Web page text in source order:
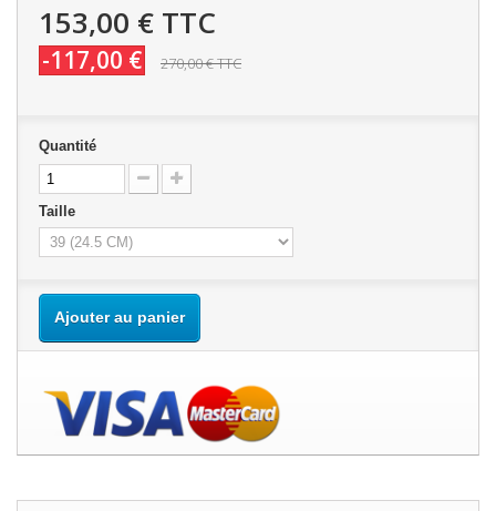
153,00 € TTC
-117,00 € 270,00 €TTC
Quantité
Taille
Ajouter au panier